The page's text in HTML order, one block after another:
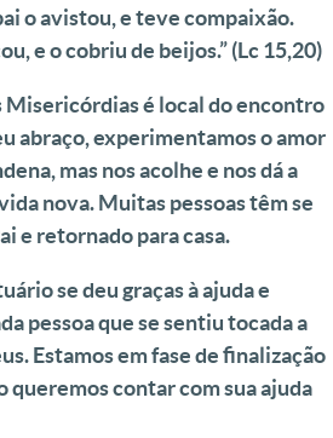
o avistou, e teve compaixão.
e o cobriu de beijos.”(Lc 15,20)
Misericórdias é local do encontro
abraço, experimentamos o amor
mas nos acolhe e nos dá a
nova. Muitas pessoas têm se
e retornado para casa.
se deu graças à ajuda e
pessoa que se sentiu tocada a
Estamos em fase de finalização
queremos contar com sua ajuda